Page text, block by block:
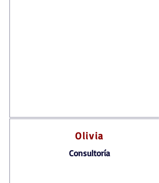
Olivia
Consultoría